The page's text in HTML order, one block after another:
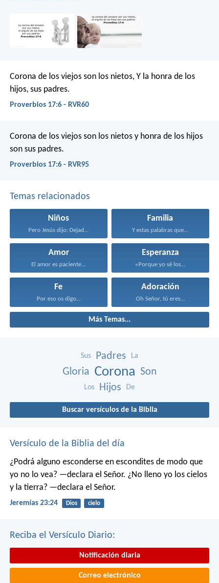
Corona de los viejos son los nietos, Y la honra de los
hijos, sus padres.
Proverbios 17:6 - RVR60
Corona de los viejos son los nietos y honra de los hijos
son sus padres.
Proverbios 17:6 - RVR95
Temas relacionados
Niños
Pero Jesús dijo: Dejad...
Familia
Y estas palabras que...
Amor
El amor es paciente...
Esperanza
«Porque yo sé los...
Fe
Por eso os digo...
Adoración
Oh Señor, tú eres...
Más Temas...
Sus Padres La
Gloria Corona Son
Los Hijos De
Buscar versículos de la Biblia
Versículo de la Biblia del día
¿Podrá alguno esconderse en escondites de modo que
yo no lo vea? —declara el Señor. ¿No lleno yo los cielos
y la tierra? —declara el Señor.
Jeremías 23:24 Dios cielo
Reciba el Versículo Diario:
Notificación diaria
Correo electrónico